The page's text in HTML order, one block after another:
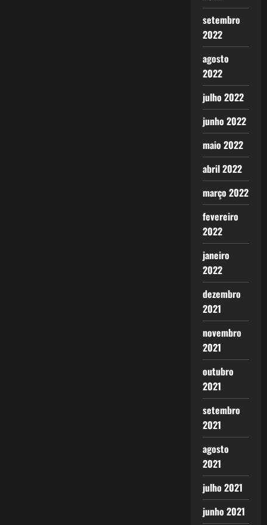
setembro
2022
agosto
2022
julho 2022
junho 2022
maio 2022
abril 2022
março 2022
fevereiro
2022
janeiro
2022
dezembro
2021
novembro
2021
outubro
2021
setembro
2021
agosto
2021
julho 2021
junho 2021